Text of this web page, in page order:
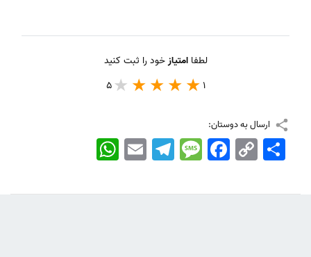
لطفاامتیازخود را ثبت کنید
1
5
ارسال به دوستان:
WhatsApp EmailTelegramMessageFacebook Copy
Link
اشتراک